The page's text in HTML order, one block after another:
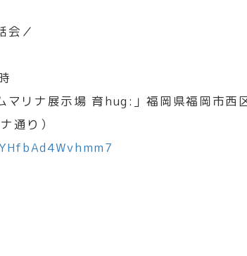
会／
マリナ展示場 育hug:」福岡県福岡市西
通り）